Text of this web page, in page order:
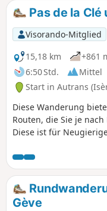
Pas de la Clé
Visorando-Mitglied
15,18 km
+861
6:50 Std.
Mittel
Start in Autrans
Diese Wanderung
Routen, die Sie je
Diese ist für
über das gesamte
Wanderung mit
Gève